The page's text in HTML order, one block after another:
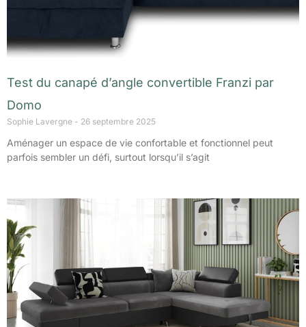
Test du canapé d’angle convertible Franzi par
Domo
Sophie Lavergne 26 septembre 2025
Aménager un espace de vie confortable et fonctionnel peut
parfois sembler un défi, surtout lorsqu’il s’agit